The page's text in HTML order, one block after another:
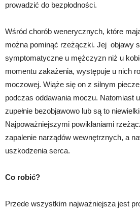
prowadzić do bezpłodności.
Wśród chorób wenerycznych, które
można pominąć rzeżączki. Jej objawy
symptomatyczne u mężczyzn niż u
momentu zakażenia, występuje u nich
moczowej. Wiąże się on z silnym
podczas oddawania moczu. Natomiast
zupełnie bezobjawowo lub są to
Najpoważniejszymi powikłaniami
zapalenie narządów wewnętrznych, a
uszkodzenia serca.
Co robić?
Przede wszystkim najważniejsza jest